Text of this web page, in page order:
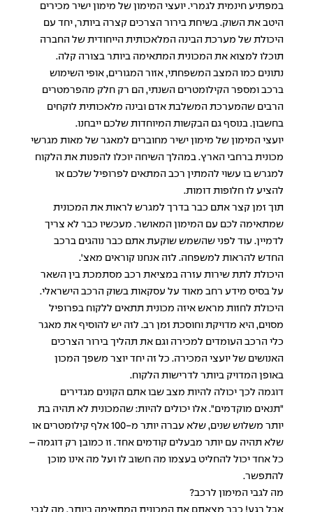
במפתיע חינמית לגמרי. יועצי המימון של מימון ישיר מכירים
היטב את השוק. בשיחת בירור הצרכים קצרה ביותר, יחד עם
היכולת של מערכת הבינה המלאכותית הייחודית של החברה
תוכלו למצוא את המכונית המתאימה ביותר בצורה קלה.
נתונים כמו המצב המשפחתי, אזור המגורים, אופי השימוש
ברכב ומספר הקילומטרים השנתי, הם רק חלק מהפרמטרים
הרבים שהמערכת המשלבת אדם ובינה מלאכותית לוקחים
בחשבון. בנוסף גם הבקשות המיוחדות שלכם ייבחנו.
יועצי המימון של מימון ישיר מחוברים למאגר של מאות מגרשי
מכונית ברחבי הארץ. במהלך השיחה יוכלו להפנות את הלקוח
למגרש בו עשוי להמתין רכב המתאים לפרופיל שלכם או
להציע לו חלופות דומות.
תוך זמן קצר אתם כבר בדרך למגרש לראות את המכונית
שמתאימה לכם עם המימון המאושר. מעכשיו כבר לא צריך
לדמיין. עוד לפני שהשמש שוקעת אתם כבר נוהגים ברכב
החדש להראות למשפחה. לזה אנחנו קוראים מאצ'.
היכולת לתת שירות עזרה במציאת רכב מסתמכת בין השאר
על בסיס מידע רחב מאוד על עסקאות בשוק הרכב הישראלי.
היכולת לחזות מראש איזה מכונית תתאים ללקוח בפרופיל
מסוים, היא מדויקת וחוסכת זמן רב. לזה יש להוסיף את מאגר
כלי הרכב העומדים למכירה וגם את תהליך בירור הצרכים
האנושים של יועצי המכירה. כל זה יחד יוצר משפך המכון
באופן המדויק ביותר לדרישות הלקוח.
דוגמה לכך יכולה להיות מצב שבו אתם הקונים מגדירים
"תנאים מוקדמים". אלו יכולים להיות: שהמכונית לא תהיה בת
יותר משלוש שנים, שלא עברה יותר מ-100 אלף קילומטרים או
שלא תהיה עם יותר מבעלים קודמים אחד. זו כמובן רק דוגמה –
כל אחד יכול להחליט בעצמו מה חשוב לו ועל מה אינו מוכן
להתפשר.
מה לגבי המימון לרכב?
אבל רגע! כבר מצאתם את המכונית המתאימה ביותר, מה לגבי